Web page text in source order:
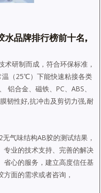
水品牌排行榜前十名,
术研制而成，符合环保标准，
温（25℃）下能快速粘接各类
铝合金、磁铁、PC、ABS、
韧性好,抗冲击及剪切力强,耐
气味结构AB胶的测试结果，
专业的技术支持、完善的解决
省心的服务，建立高度信任基
面的需求或者咨询，